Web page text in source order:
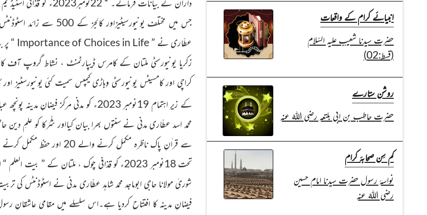
جس میں مختلف یونیورسیٹیزاور کالجز کے 500
سے زائد
عطّاری نے ”Importance of Choices in Life “ پر
زکریا یونیورسٹی ملتان کے کامرس ڈیپارٹمنٹ ، نشاط گروپ آف
کراچی اور کامسیٹس یونیورسٹی وِہاڑی کیمپس سمیت کئی یونیورسٹیز
کے زیرِ اہتمام 19نومبر 2023ء
کو مدنی مرکز فیضانِ مدینہ پونچھ
محمد اسد عطّاری مدنی نے سنتوں بھرا بیان کیااور شُرَکا کو علمِ
سے قراٰنِ پاکناظرہ مکمل کرنے والے 20 اور حفظ مکمل کرنے والے 11 بچوں میں
تحت 18نومبر
شوریٰ مولانا حاجی ابوماجد محمد شاہد عطّاری مدنی نے اسٹوڈنٹس کی
فیضانِ مدینہ کا افتتاح کردیا ہے۔اس سلسلے میں مقامی عاشقانِ
انبیائے کرام کے واقعات
حضرت سیدنا شعیب علیہ السّلام
(قسط:02)
روشن ستارے
حضرت حاطِب بن ابی بلتعہ رضی اللہُ عنہ
کم سِن صحابۂ کرام
نواسۂ رسول حضرت سیدنا امام حسین
رضی اللہُ عنہ